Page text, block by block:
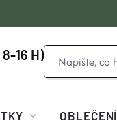
16 H)
OBLEČENÍ